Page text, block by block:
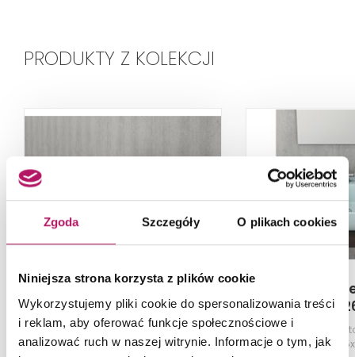
Zgoda Szczegóły O plikach cookies
Niniejsza strona korzysta z plików cookie
Wykorzystujemy pliki cookie do spersonalizowania treści
i reklam, aby oferować funkcje społecznościowe i
analizować ruch w naszej witrynie. Informacje o tym, jak
PRODUKTY Z KOLEKCJI
Bocchi Firenze 1298-001-
0129
Miska WC stojąca, bez deski,
Glossy White
Bocchi
Umywalka
Blue,